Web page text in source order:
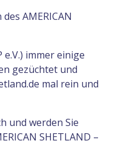
AMERICAN
immer einige
gezüchtet und
mal rein und
und werden Sie
SHETLAND –